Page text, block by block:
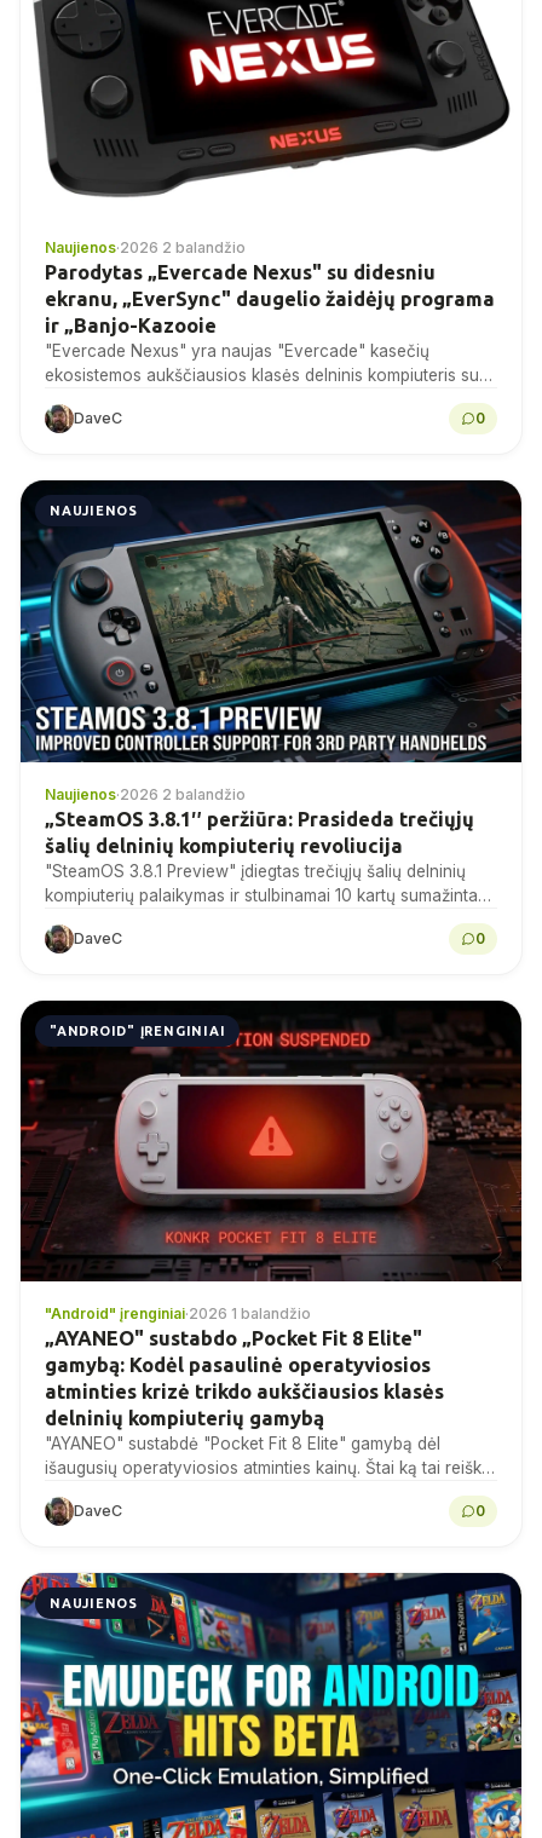
Naujienos·2026 2 balandžio
Parodytas „Evercade Nexus" su didesniu
ekranu, „EverSync" daugelio žaidėjų programa
ir „Banjo-Kazooie
"Evercade Nexus" yra naujas "Evercade" kasečių
ekosistemos aukščiausios klasės delninis kompiuteris su
5,89 colių IPS ekranu, dviem analoginėmis lazdelėmis,
"WiFi 6" ir "EverSync" vietiniu...
DaveC 0
NAUJIENOS
Naujienos·2026 2 balandžio
„SteamOS 3.8.1″ peržiūra: Prasideda trečiųjų
šalių delninių kompiuterių revoliucija
"SteamOS 3.8.1 Preview" įdiegtas trečiųjų šalių delninių
kompiuterių palaikymas ir stulbinamai 10 kartų sumažintas
DaveC 0
"ANDROID" ĮRENGINIAI
"Android" įrenginiai·2026 1 balandžio
„AYANEO" sustabdo „Pocket Fit 8 Elite"
gamybą: Kodėl pasaulinė operatyviosios
atminties krizė trikdo aukščiausios klasės
delninių kompiuterių gamybą
"AYANEO" sustabdė "Pocket Fit 8 Elite" gamybą dėl
išaugusių operatyviosios atminties kainų. Štai ką tai reiškia
2026 m. delninių kompiuterių pirkėjams ir likusioms
atsargoms.
DaveC 0
NAUJIENOS